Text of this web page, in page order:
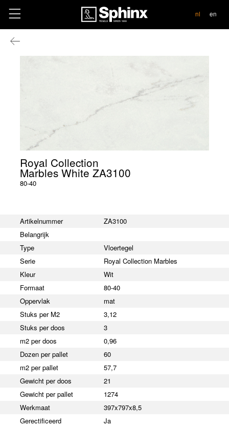
nl en
Royal Collection
Marbles White ZA3100
80-40
Artikelnummer
ZA3100
Belangrijk
Type
Vloertegel
Serie
Royal Collection Marbles
Kleur
Wit
Formaat
80-40
Oppervlak
mat
Stuks per M2
3,12
Stuks per doos
3
m2 per doos
0,96
Dozen per pallet
60
m2 per pallet
57,7
Gewicht per doos
21
Gewicht per pallet
1274
Werkmaat
397x797x8,5
Gerectificeerd
Ja